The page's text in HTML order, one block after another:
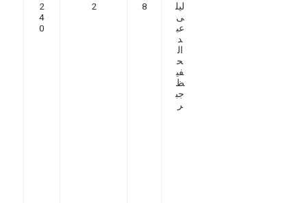
ليل
ى
عب
د
ال
ح
في
ظ
جب
ر
8
2
2
4
0